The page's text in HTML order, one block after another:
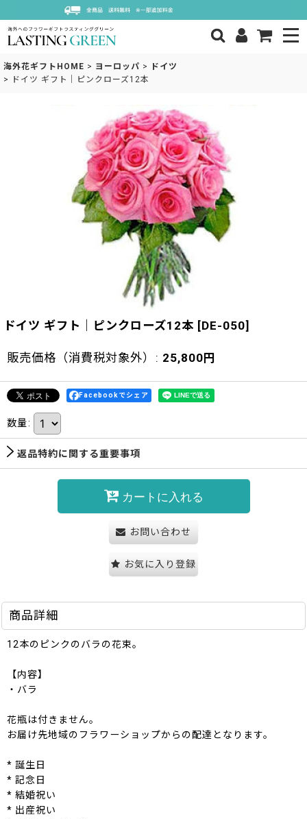
海外花ギフトHOME > ヨーロッパ >
ドイツ
>
ドイツ ギフト｜ピンクローズ12本
ドイツ ギフト｜ピンクローズ12本 [DE-050]
販売価格（消費税対象外） : 25,800 円
Facebookでシェア
数量:
返品特約に関する重要事項
カートに入れる
お問い合わせ
お気に入り登録
商品詳細
12本のピンクのバラの花束。
【内容】
・バラ
花瓶は付きません。
お届け先地域のフラワーショップからの配達となります。
* 誕生日
* 記念日
* 結婚祝い
* 出産祝い